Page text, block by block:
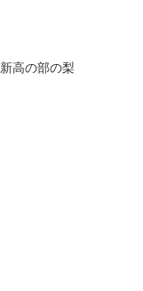
新高の部の梨